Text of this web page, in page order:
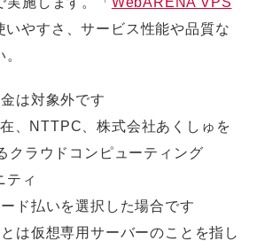
いやすさ、サービス性能や品質な
は対象外です
、NTTPC、株式会社あくしゅを
クラウドコンピューティング
ティ
ード払いを選択した場合です
とは仮想専用サーバーのことを指し